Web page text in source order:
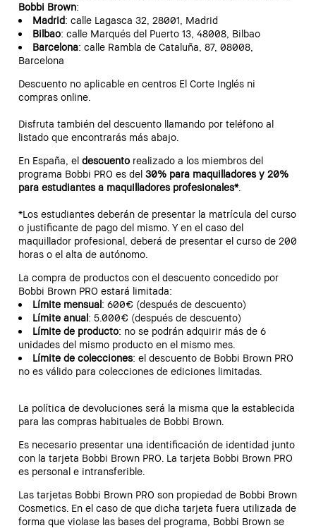
Bobbi Brown:
Madrid: calle Lagasca 32, 28001, Madrid
Bilbao: calle Marqués del Puerto 13, 48008, Bilbao
Barcelona: calle Rambla de Cataluña, 87, 08008,
Barcelona
Descuento no aplicable en centros El Corte Inglés ni
compras online.
Disfruta también del descuento llamando por teléfono al
listado que encontrarás más abajo.
En España, eldescuento realizado a los miembros del
programa Bobbi PRO es del30% para maquilladores y 20%
para estudiantes a maquilladores profesionales*.
*Los estudiantes deberán de presentar la matrícula del curso
o justificante de pago del mismo. Y en el caso del
maquillador profesional, deberá de presentar el curso de 200
horas o el alta de autónomo.
La compra de productos con el descuento concedido por
Bobbi Brown PRO estará limitada:
Límite mensual: 600€ (después de descuento)
Límite anual: 5.000€ (después de descuento)
Límite de producto: no se podrán adquirir más de 6
unidades del mismo producto en el mismo mes.
Límite de colecciones: el descuento de Bobbi Brown PRO
no es válido para colecciones de ediciones limitadas.
La política de devoluciones será la misma que la establecida
para las compras habituales de Bobbi Brown.
Es necesario presentar una identificación de identidad junto
con la tarjeta Bobbi Brown PRO. La tarjeta Bobbi Brown PRO
es personal e intransferible.
Las tarjetas Bobbi Brown PRO son propiedad de Bobbi Brown
Cosmetics. En el caso de que dicha tarjeta fuera utilizada de
forma que violase las bases del programa, Bobbi Brown se